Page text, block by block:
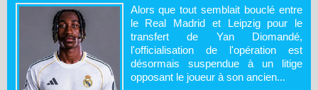
Alors que tout semblait bouclé entre
le Real Madrid et Leipzig pour le
transfert de Yan Diomandé,
l'officialisation de l'opération est
désormais suspendue à un litige
opposant le joueur à son ancien...